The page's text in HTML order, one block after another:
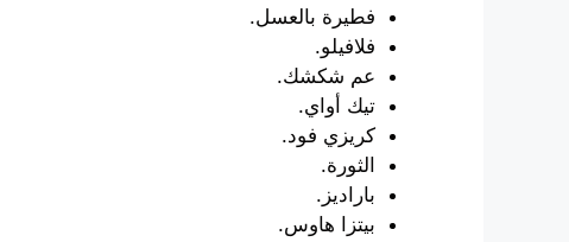
فطيرة بالعسل.
فلافيلو.
عم شكشك.
تيك أواي.
كريزي فود.
الثورة.
باراديز.
بيتزا هاوس.